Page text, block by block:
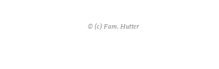
© (c) Fam. Hutter